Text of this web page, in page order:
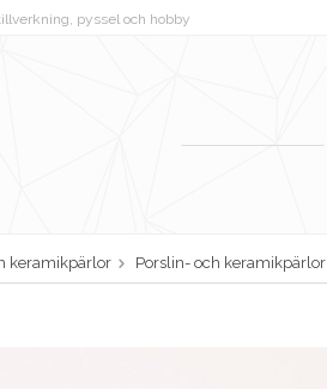
pyssel och hobby
keramikpärlor Porslin- och keramikpärlor